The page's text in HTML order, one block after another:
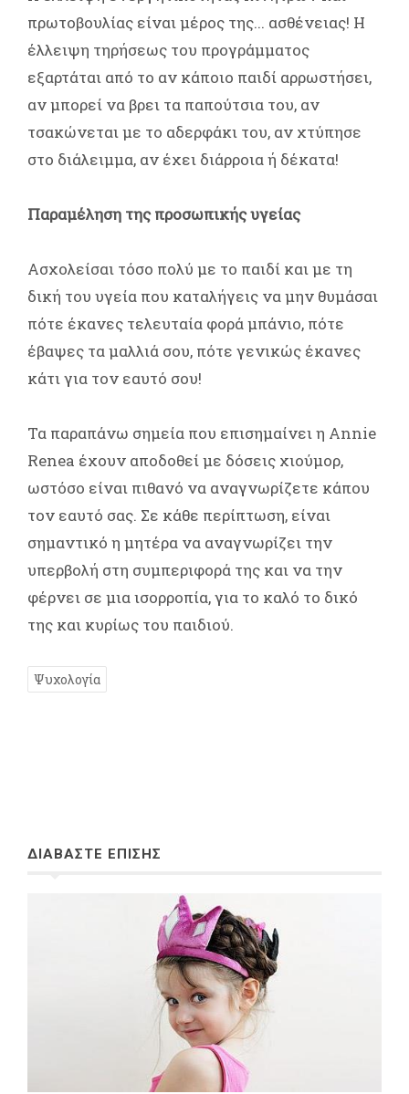
πρωτοβουλίας είναι μέρος της... ασθένειας! Η
έλλειψη τηρήσεως του προγράμματος
εξαρτάται από το αν κάποιο παιδί αρρωστήσει,
αν μπορεί να βρει τα παπούτσια του, αν
τσακώνεται με το αδερφάκι του, αν χτύπησε
στο διάλειμμα, αν έχει διάρροια ή δέκατα!
Παραμέληση της προσωπικής υγείας
Ασχολείσαι τόσο πολύ με το παιδί και με τη
δική του υγεία που καταλήγεις να μην θυμάσαι
πότε έκανες τελευταία φορά μπάνιο, πότε
έβαψες τα μαλλιά σου, πότε γενικώς έκανες
κάτι για τον εαυτό σου!
Τα παραπάνω σημεία που επισημαίνει η Annie
Renea έχουν αποδοθεί με δόσεις χιούμορ,
ωστόσο είναι πιθανό να αναγνωρίζετε κάπου
τον εαυτό σας. Σε κάθε περίπτωση, είναι
σημαντικό η μητέρα να αναγνωρίζει την
υπερβολή στη συμπεριφορά της και να την
φέρνει σε μια ισορροπία, για το καλό το δικό
της και κυρίως του παιδιού.
Ψυχολογία
ΔΙΑΒΑΣΤΕ ΕΠΙΣΗΣ